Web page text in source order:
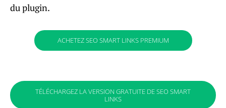
du plugin.
ACHETEZ SEO SMART LINKS PREMIUM
TÉLÉCHARGEZ LA VERSION GRATUITE DE SEO SMART
LINKS